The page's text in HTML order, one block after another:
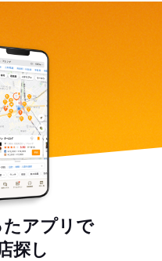
アプリで
探し